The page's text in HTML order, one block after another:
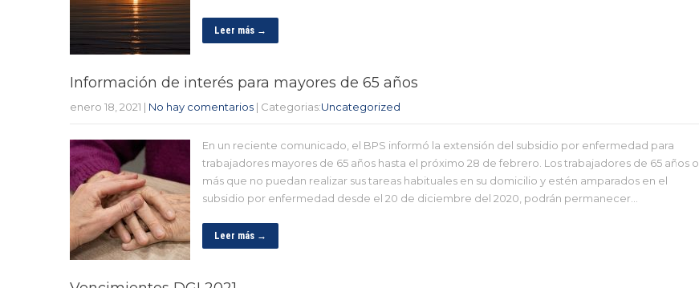
Leer más →
Información de interés para mayores de 65 años
enero 18, 2021 | No hay comentarios | Categorias:Uncategorized
En un reciente comunicado, el BPS informó la extensión del subsidio por enfermedad para
trabajadores mayores de 65 años hasta el próximo 28 de febrero. Los trabajadores de 65 años o
más que no puedan realizar sus tareas habituales en su domicilio y estén amparados en el
subsidio por enfermedad desde el 20 de diciembre del 2020, podrán permanecer…
Leer más →